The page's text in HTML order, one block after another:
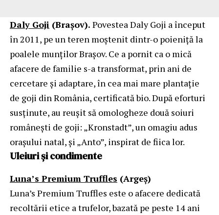
Daly Goji (Brașov). Povestea Daly Goji a început
în 2011, pe un teren moștenit dintr-o poieniță la
poalele munților Brașov. Ce a pornit ca o mică
afacere de familie s-a transformat, prin ani de
cercetare și adaptare, în cea mai mare plantație
de goji din România, certificată bio. După eforturi
susținute, au reușit să omologheze două soiuri
românești de goji: „Kronstadt”, un omagiu adus
orașului natal, și „Anto”, inspirat de fiica lor.
Uleiuri și condimente
Luna’s Premium Truffles (Argeș)
Luna’s Premium Truffles este o afacere dedicată
recoltării etice a trufelor, bazată pe peste 14 ani